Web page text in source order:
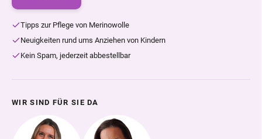
Tipps zur Pflege von Merinowolle
Neuigkeiten rund ums Anziehen von Kindern
Kein Spam, jederzeit abbestellbar
WIR SIND FÜR SIE DA